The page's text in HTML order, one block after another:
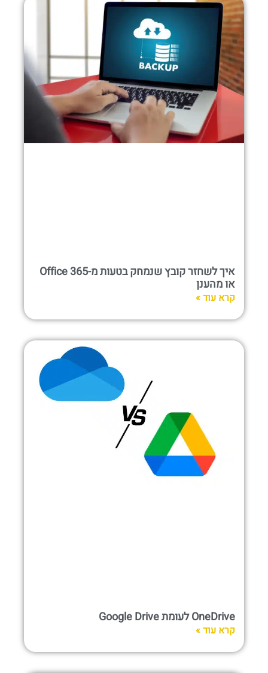
איך לשחזר קובץ שנמחק בטעות מ-Office 365
או מהענן
קרא עוד »
OneDrive לעומת Google Drive
קרא עוד »